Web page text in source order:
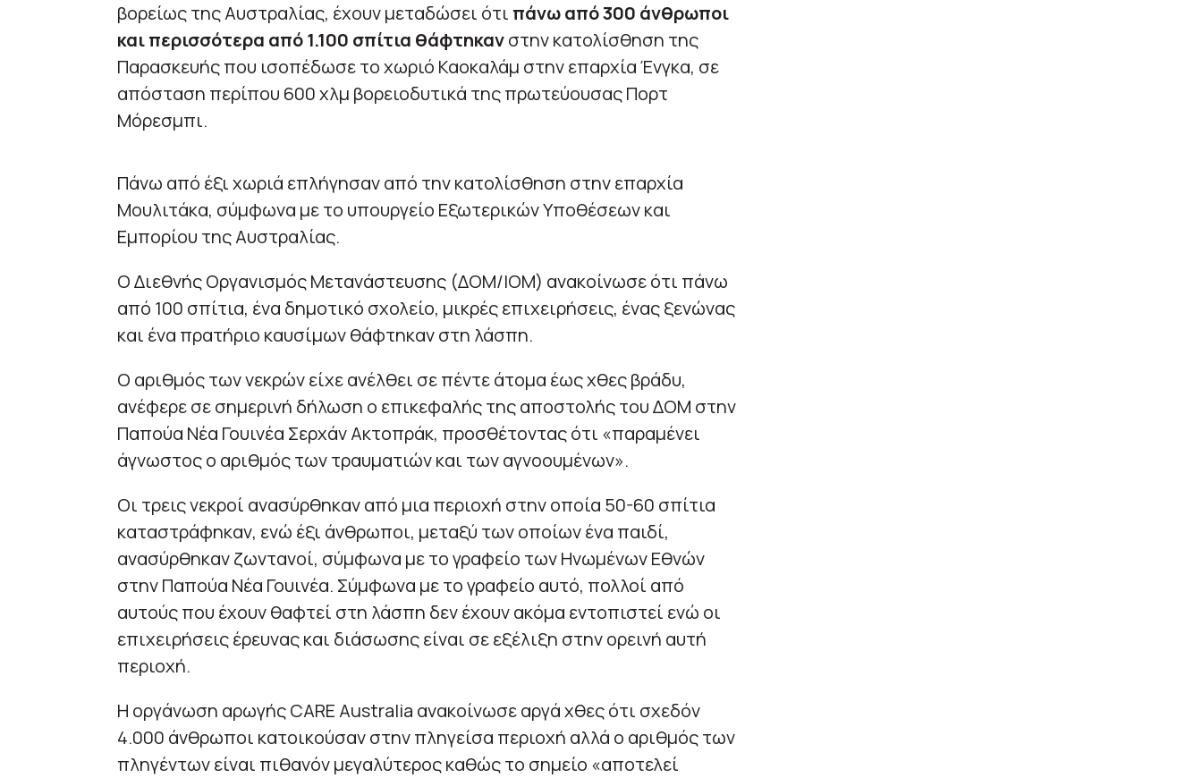
βορείως της Αυστραλίας, έχουν μεταδώσει ότι πάνω από 300 άνθρωποι
και περισσότερα από 1.100 σπίτια θάφτηκανστην κατολίσθηση της
Παρασκευής που ισοπέδωσε το χωριό Καοκαλάμ στην επαρχία Ένγκα, σε
απόσταση περίπου 600 χλμ βορειοδυτικά της πρωτεύουσας Πορτ
Μόρεσμπι.
Πάνω από έξι χωριά επλήγησαν από την κατολίσθηση στην επαρχία
Μουλιτάκα, σύμφωνα με το υπουργείο Εξωτερικών Υποθέσεων και
Εμπορίου της Αυστραλίας.
Ο Διεθνής Οργανισμός Μετανάστευσης (ΔΟΜ/ΙΟΜ) ανακοίνωσε ότι πάνω
από 100 σπίτια, ένα δημοτικό σχολείο, μικρές επιχειρήσεις, ένας ξενώνας
και ένα πρατήριο καυσίμων θάφτηκαν στη λάσπη.
Ο αριθμός των νεκρών είχε ανέλθει σε πέντε άτομα έως χθες βράδυ,
ανέφερε σε σημερινή δήλωση ο επικεφαλής της αποστολής του ΔΟΜ στην
Παπούα Νέα Γουινέα Σερχάν Ακτοπράκ, προσθέτοντας ότι «παραμένει
άγνωστος ο αριθμός των τραυματιών και των αγνοουμένων».
Οι τρεις νεκροί ανασύρθηκαν από μια περιοχή στην οποία 50-60 σπίτια
καταστράφηκαν, ενώ έξι άνθρωποι, μεταξύ των οποίων ένα παιδί,
ανασύρθηκαν ζωντανοί, σύμφωνα με το γραφείο των Ηνωμένων Εθνών
στην Παπούα Νέα Γουινέα. Σύμφωνα με το γραφείο αυτό, πολλοί από
αυτούς που έχουν θαφτεί στη λάσπη δεν έχουν ακόμα εντοπιστεί ενώ οι
επιχειρήσεις έρευνας και διάσωσης είναι σε εξέλιξη στην ορεινή αυτή
περιοχή.
Η οργάνωση αρωγής CARE Australia ανακοίνωσε αργά χθες ότι σχεδόν
4.000 άνθρωποι κατοικούσαν στην πληγείσα περιοχή αλλά ο αριθμός των
πληγέντων είναι πιθανόν μεγαλύτερος καθώς το σημείο «αποτελεί